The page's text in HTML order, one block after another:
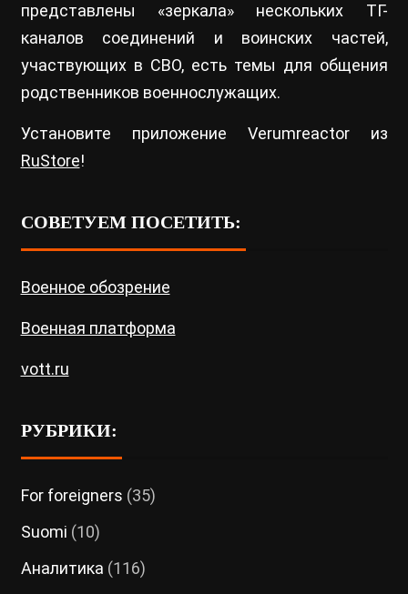
представлены «зеркала» нескольких ТГ-
каналов соединений и воинских частей,
участвующих в СВО, есть темы для общения
родственников военнослужащих.
Установите приложение Verumreactor из
RuStore!
СОВЕТУЕМ ПОСЕТИТЬ:
Военное обозрение
Военная платформа
vott.ru
РУБРИКИ:
For foreigners (35)
Suomi (10)
Аналитика (116)